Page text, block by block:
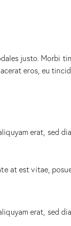
justo. Morbi
eros, eu
erat, sed
at est vitae,
erat, sed